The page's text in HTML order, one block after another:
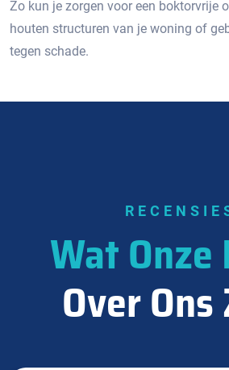
Zo kun je zorgen voor een boktorvrije
houten structuren van je woning of
tegen schade.
Wat
Over